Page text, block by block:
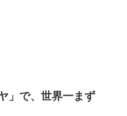
」で、世界一まず